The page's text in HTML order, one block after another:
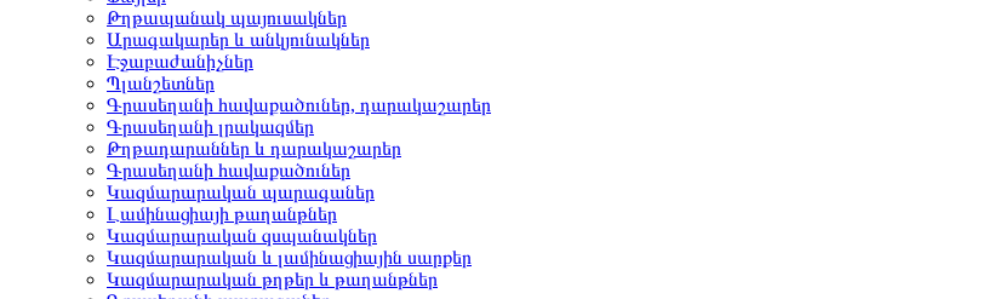
Թղթապանակ պայուսակներ
Արագակարեր և անկյունակներ
Էջաբաժանիչներ
Պլանշետներ
Գրասեղանի հավաքածուներ, դարակաշարեր
Գրասեղանի լրակազմեր
Թղթադարաններ և դարակաշարեր
Գրասեղանի հավաքածուներ
Կազմարարական պարագաներ
Լամինացիայի թաղանթներ
Կազմարարական զսպանակներ
Կազմարարական և լամինացիային սարքեր
Կազմարարական թղթեր և թաղանթներ